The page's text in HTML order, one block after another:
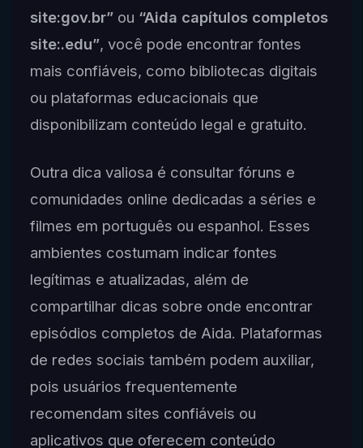
site:gov.br”ou “Aida capítulos completos
site:.edu”, você pode encontrar fontes
mais confiáveis, como bibliotecas digitais
ou plataformas educacionais que
disponibilizam conteúdo legal e gratuito.
Outra dica valiosa é consultar fóruns e
comunidades online dedicadas a séries e
filmes em português ou espanhol. Esses
ambientes costumam indicar fontes
legítimas e atualizadas, além de
compartilhar dicas sobre onde encontrar
episódios completos de Aida. Plataformas
de redes sociais também podem auxiliar,
pois usuários frequentemente
recomendam sites confiáveis ou
aplicativos que oferecem conteúdo